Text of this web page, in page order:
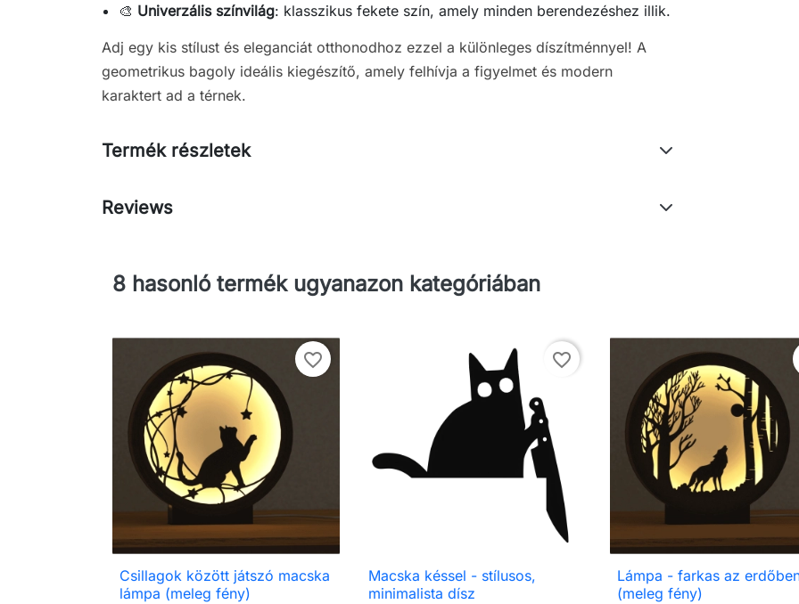
🎨 Univerzális színvilág: klasszikus fekete szín, amely minden berendezéshez illik.
Adj egy kis stílust és eleganciát otthonodhoz ezzel a különleges díszítménnyel! A
geometrikus bagoly ideális kiegészítő, amely felhívja a figyelmet és modern
karaktert ad a térnek.
Termék részletek
Reviews
8 hasonló termék ugyanazon kategóriában
favorite_border
 Előnézet
Csillagok között játszó macska
lámpa (meleg fény)
favorite_border
 Előnézet
Macska késsel - stílusos,
minimalista dísz
 Előnézet
Lámpa - farkas az
(meleg fény)